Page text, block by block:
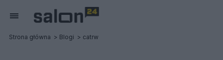
Strona główna Blogi catrw